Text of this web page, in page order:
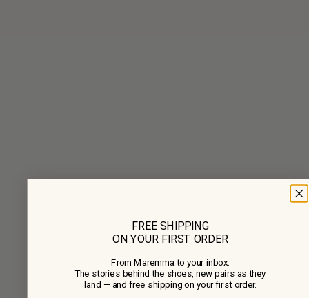
FREE SHIPPING
ON YOUR FIRST ORDER
From Maremma to your inbox.
The stories behind the shoes, new pairs as they
land — and free shipping on your first order.